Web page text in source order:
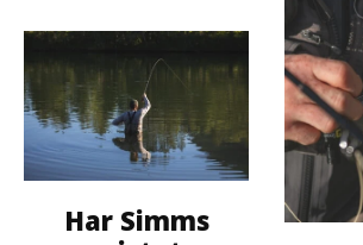
Har Simms